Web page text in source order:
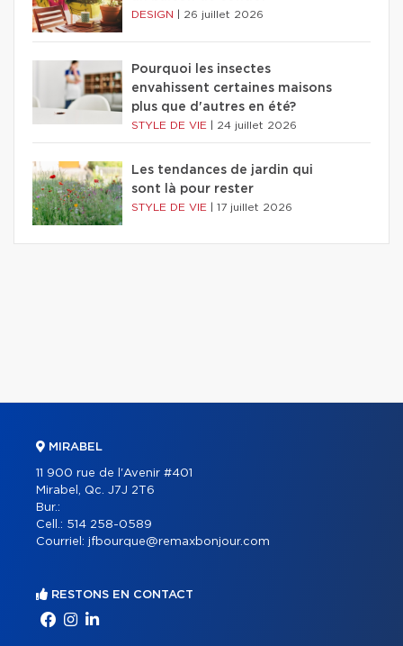
DESIGN 26 juillet 2026
Pourquoi les insectes
envahissent certaines maisons
plus que d'autres en été?
STYLE DE VIE 24 juillet 2026
Les tendances de jardin qui
sont là pour rester
STYLE DE VIE 17 juillet 2026
MIRABEL
11 900 rue de l'Avenir #401
Mirabel, Qc. J7J 2T6
Bur.:
Cell.: 514 258-0589
Courriel: jfbourque@remaxbonjour.com
RESTONS EN CONTACT